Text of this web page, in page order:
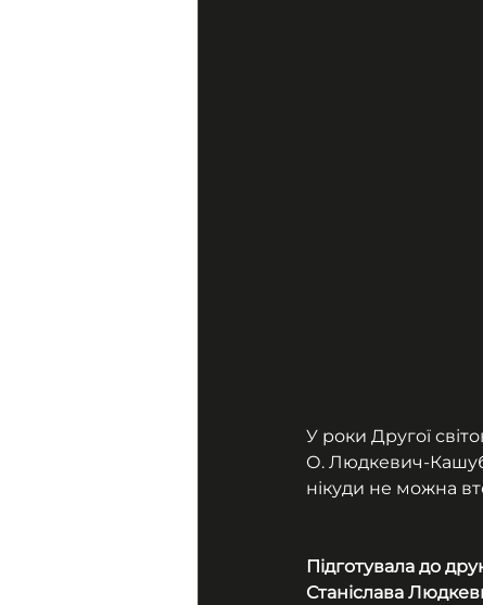
У роки Другої
О. Людкевич-
нікуди не можна
Підготувала до
Станіслава